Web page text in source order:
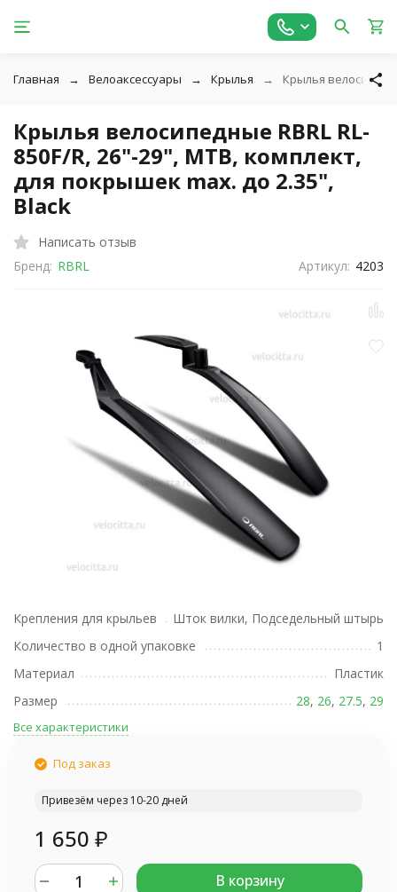
Главная Велоаксессуары Крылья Крылья
Крылья велосипедные RBRL RL-
850F/R, 26"-29", MTB, комплект,
для покрышек max. до 2.35",
Black
Написать отзыв
Бренд: RBRL Артикул: 4203
Крепления для крыльев
Шток вилки, Подседельный штырь
Количество в одной упаковке
1
Материал
Пластик
Размер
28, 26, 27.5, 29
Все характеристики
Под заказ
Привезём через 10-20 дней
1 650 ₽
В корзину